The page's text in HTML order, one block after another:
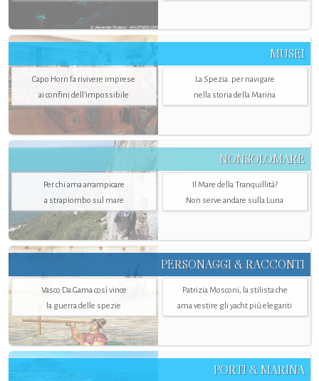
MUSEI
Capo Horn fa rivivere imprese
ai confini dell’impossibile
La Spezia. per navigare
nella storia della Marina
NONSOLOMARE
Per chi ama arrampicare
a strapiombo sul mare
Il Mare della Tranquillità?
Non serve andare sulla Luna
PERSONAGGI & RACCONTI
Vasco Da Gama così vince
la guerra delle spezie
Patrizia Mosconi, la stilista che
ama vestire gli yacht più eleganti
PORTI & MARINA